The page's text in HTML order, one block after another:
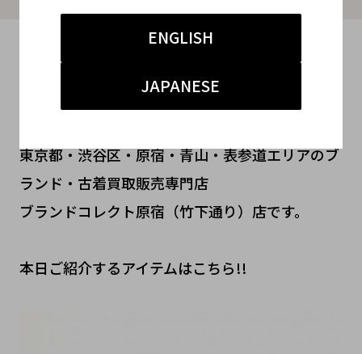
ENGLISH
JAPANESE
#バングル
東京都・渋谷区・原宿・青山・表参道エリアのブ
ランド・古着買取販売専門店
ブランドコレクト原宿（竹下通り）店です。
本日ご紹介するアイテムはこちら!!